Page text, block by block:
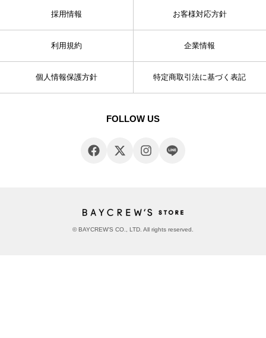
採用情報 お客様対応方針
利用規約 企業情報
個人情報保護方針 特定商取引法に基づく表記
FOLLOW US
© BAYCREW’S CO., LTD. All rights reserved.